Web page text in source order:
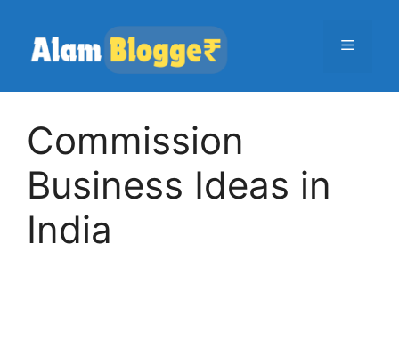
content
Menu
Commission
Business Ideas in
India